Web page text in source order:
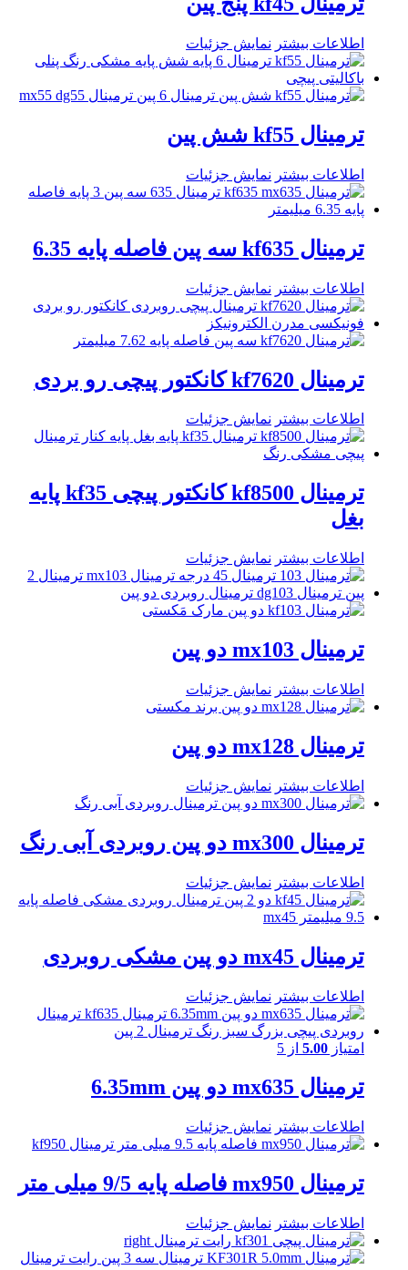
اطلاعات بیشتر نمایش جزئیات
ترمینال kf55 شش پین
اطلاعات بیشتر نمایش جزئیات
ترمینال kf635 سه پین فاصله پایه 6.35
اطلاعات بیشتر نمایش جزئیات
ترمینال kf7620 کانکتور پیچی رو بردی
اطلاعات بیشتر نمایش جزئیات
ترمینال kf8500 کانکتور پیچی kf35 پایه
بغل
اطلاعات بیشتر نمایش جزئیات
ترمینال mx103 دو پین
اطلاعات بیشتر نمایش جزئیات
ترمینال mx128 دو پین
اطلاعات بیشتر نمایش جزئیات
ترمینال mx300 دو پین روبردی آبی رنگ
اطلاعات بیشتر نمایش جزئیات
ترمینال mx45 دو پین مشکی روبردی
اطلاعات بیشتر نمایش جزئیات
امتیاز 5.00 از 5
ترمینال mx635 دو پین 6.35mm
اطلاعات بیشتر نمایش جزئیات
ترمینال mx950 فاصله پایه 9/5 میلی متر
اطلاعات بیشتر نمایش جزئیات